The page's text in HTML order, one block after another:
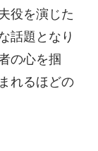
役を演じた
話題となり
の心を掴
れるほどの